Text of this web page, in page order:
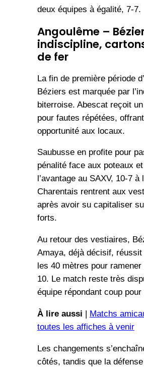
deux équipes à égalité, 7-7.
Angoulême –
indiscipline,
de fer
La fin de première période
Béziers est marquée par
biterroise. Abescat reçoit
pour fautes répétées,
opportunité aux locaux.
Saubusse en profite pour
pénalité face aux poteaux
l’avantage au SAXV, 10-7
Charentais rentrent aux
après avoir su capitaliser
forts.
Au retour des vestiaires,
Amaya, déjà décisif, réussit
les 40 mètres pour
10. Le match reste très
équipe répondant coup pour
À lire aussi | Matchs
toutes les affiches à venir
Les changements
côtés, tandis que la